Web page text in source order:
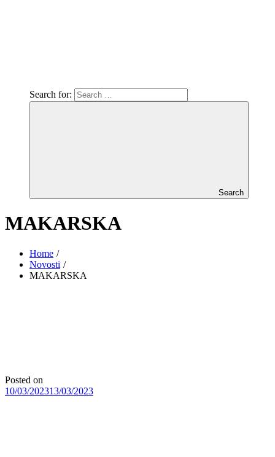
Search for:
Search
MAKARSKA
Home
Novosti
MAKARSKA
Posted on
10/03/202313/03/2023